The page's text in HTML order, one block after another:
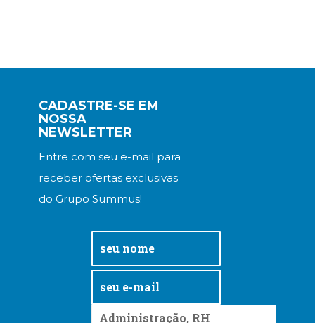
CADASTRE-SE EM
NOSSA
NEWSLETTER
Entre com seu e-mail para
receber ofertas exclusivas
do Grupo Summus!